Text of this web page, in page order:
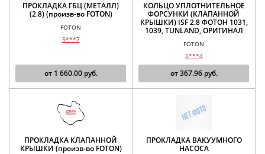
ПРОКЛАДКА ГБЦ (МЕТАЛЛ)
(2.8) (произв-во FOTON)
FOTON
5***7
от 1 660.00руб.
КОЛЬЦО УПЛОТНИТЕЛЬНОЕ
ФОРСУНКИ (КЛАПАННОЙ
КРЫШКИ) ISF 2.8 ФОТОН 1031,
1039, TUNLAND, ОРИГИНАЛ
FOTON
5***4
от367.96руб.
ПРОКЛАДКА КЛАПАННОЙ
КРЫШКИ (произв-во FOTON)
ПРОКЛАДКА ВАКУУМНОГО
НАСОСА